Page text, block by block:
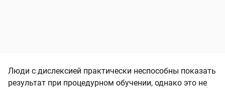
Люди с дислексией практически неспособны показать
результат при процедурном обучении, однако это не